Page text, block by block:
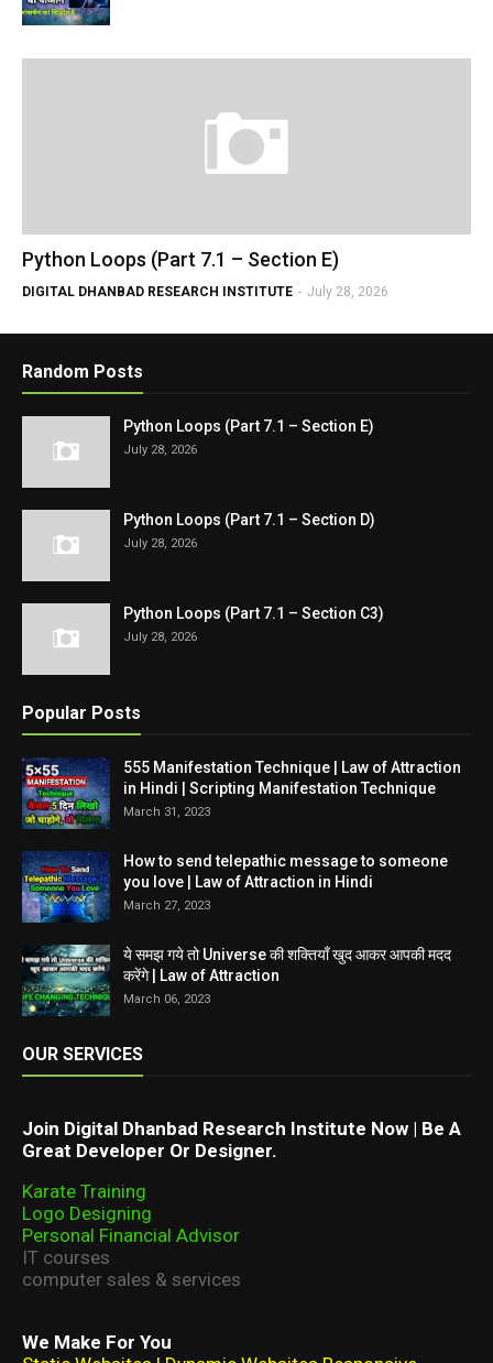
Python Loops (Part 7.1 – Section E)
DIGITAL DHANBAD RESEARCH INSTITUTE - July 28, 2026
Random Posts
Python Loops (Part 7.1 – Section E)
July 28, 2026
Python Loops (Part 7.1 – Section D)
July 28, 2026
Python Loops (Part 7.1 – Section C3)
July 28, 2026
Popular Posts
555 Manifestation Technique | Law of Attraction
in Hindi | Scripting Manifestation Technique
March 31, 2023
How to send telepathic message to someone
you love | Law of Attraction in Hindi
March 27, 2023
ये समझ गये तो Universe की शक्तियाँ खुद आकर आपकी मदद
करेंगे | Law of Attraction
March 06, 2023
OUR SERVICES
Join Digital Dhanbad Research Institute Now | Be A
Great Developer Or Designer.
Karate Training
Logo Designing
Personal Financial Advisor
IT courses
computer sales & services
We Make For You